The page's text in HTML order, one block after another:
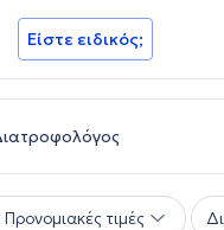
Είστε ειδικός;
τιμές